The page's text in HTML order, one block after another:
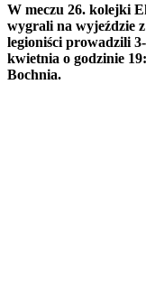
W meczu 26. kolejki
wygrali na wyjeździe
legioniści prowadzili
kwietnia o godzinie
Bochnia.